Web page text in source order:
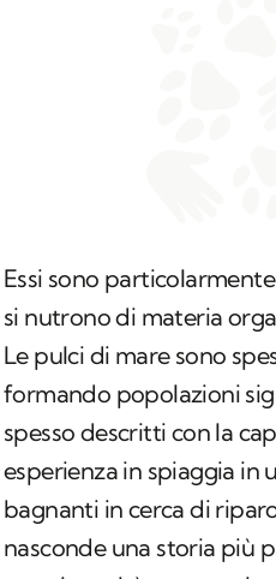
Essi sono
si nutrono di materia
Le pulci di mare sono
formando popolazioni
spesso descritti con la
esperienza in spiaggia in
bagnanti in cerca di
nasconde una storia più